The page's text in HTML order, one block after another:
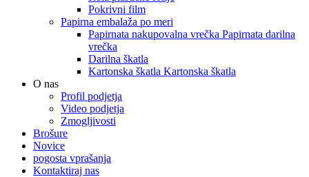
Pokrivni film
Papirna embalaža po meri
Papirnata nakupovalna vrečka Papirnata darilna
vrečka
Darilna škatla
Kartonska škatla Kartonska škatla
O nas
Profil podjetja
Video podjetja
Zmogljivosti
Brošure
Novice
pogosta vprašanja
Kontaktiraj nas